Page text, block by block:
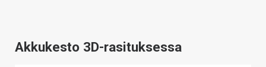
Akkukesto 3D-rasituksessa